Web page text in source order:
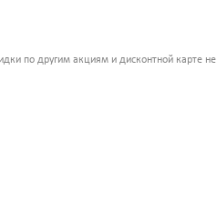
по другим акциям и дисконтной карте не